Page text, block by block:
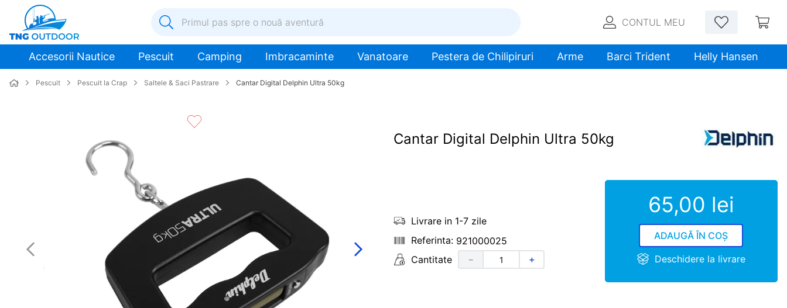
Primul pas spre o nouă aventură
1.
inox
2.
colac salvare
3.
elice
plumb
mulineta
9.
biminitop
10. ancora
CONTUL MEU
Accesorii Nautice Pescuit Camping Imbracaminte Vanatoare Pestera de Chilipiruri Arme Barci Trident Helly Hansen
Pescuit Pescuit la Crap Saltele & Saci Pastrare Cantar Digital Delphin Ultra 50kg
Cantar Digital Delphin Ultra 50kg
Livrare in 1-7 zile
921000025
Cantitate
＋
－
65,00 lei
ADAUGĂ ÎN COȘ
Deschidere la livrare